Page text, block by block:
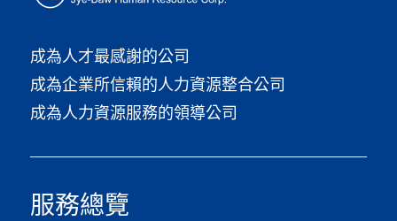
成為人才最感謝的公司
成為企業所信賴的人力資源整合公司
成為人力資源服務的領導公司
服務總覽